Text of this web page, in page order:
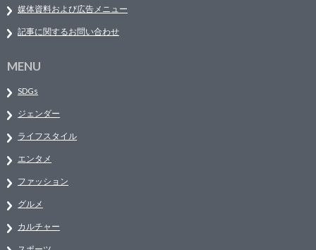
媒体資料および広告メニュー
記事に関するお問い合わせ
MENU
SDGs
ジェンダー
ライフスタイル
エンタメ
ファッション
グルメ
カルチャー